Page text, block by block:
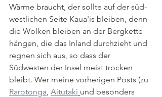
Wärme braucht, der sollte auf der süd-
westlichen Seite Kaua'is bleiben, denn
die Wolken bleiben an der Bergkette
hängen, die das Inland durchzieht und
regnen sich aus, so dass der
Südwesten der Insel meist trocken
bleibt. Wer meine vorherigen Posts (zu
Rarotonga Aitutaki und besonders